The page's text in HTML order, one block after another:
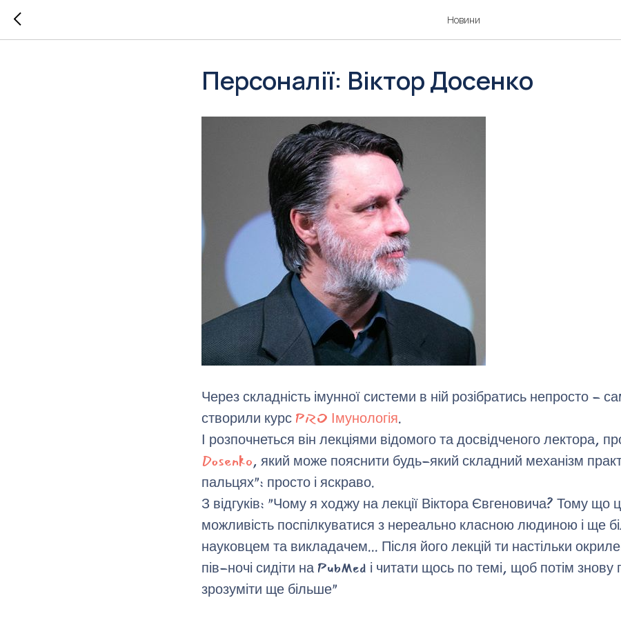
Новини
Персоналії: Віктор Досенко
Через складність імунної системи в ній розібратись непросто -
створили курсPRO Імунологія.
І розпочнеться він лекціями відомого та досвідченого лектора,
Dosenko, який може пояснити будь-який складний механізм
пальцях": просто і яскраво.
З відгуків: "Чому я ходжу на лекції Віктора Євгеновича? Тому що
можливість поспілкуватися з нереально класною людиною і ще
науковцем та викладачем... Після його лекцій ти настільки
пів-ночі сидіти на PubMed і читати щось по темі, щоб потім знову
зрозуміти ще більше"